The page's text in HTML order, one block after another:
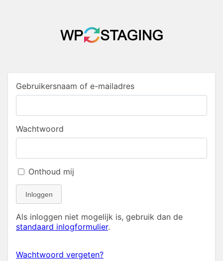
Gebruikersnaam of e-mailadres
Wachtwoord
Onthoud mij
Inloggen
Als inloggen niet mogelijk is, gebruik dan de
standaard inlogformulier.
Wachtwoord vergeten?